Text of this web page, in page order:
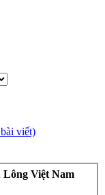
viết)
Việt Nam